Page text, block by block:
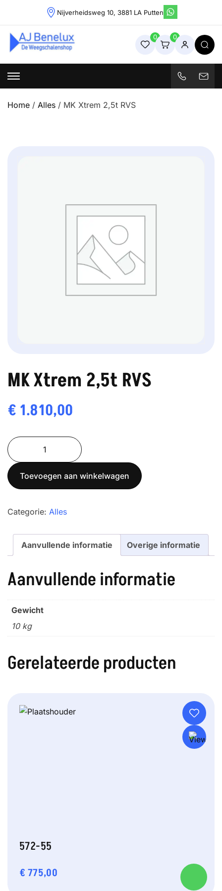
content
Nijverheidsweg 10, 3881 LA Putten
Weegschalenshop | Precisieweegschalen & Industriële
Weegoplossingen
0 0
Home / Alles / MK Xtrem 2,5t RVS
MK Xtrem 2,5t RVS
€ 1.810,00
MK
Xtrem
2,5t
RVS
Toevoegen aan winkelwagen
Categorie: Alles
Aanvullende informatie Overige informatie
Aanvullende informatie
Gewicht
10 kg
Gerelateerde producten
572-55
€ 775,00